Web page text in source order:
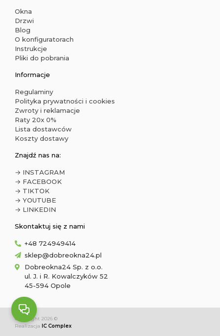
Okna
Drzwi
Blog
O konfiguratorach
Instrukcje
Pliki do pobrania
Informacje
Regulaminy
Polityka prywatności i cookies
Zwroty i reklamacje
Raty 20x 0%
Lista dostawców
Koszty dostawy
Znajdź nas na:
→ INSTAGRAM
→ FACEBOOK
→ TIKTOK
→ YOUTUBE
→ LINKEDIN
Skontaktuj się z nami
+48 724949414
sklep@dobreokna24.pl
Dobreokna24 Sp. z o.o.
ul. J. i R. Kowalczyków 52
45-594 Opole
Copyright 2026 ©
Realizacja IC Complex